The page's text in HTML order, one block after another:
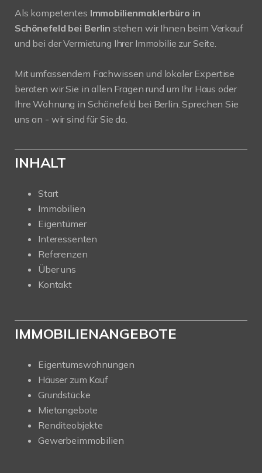
Als kompetentes Immobilienmaklerbüro in
Schönefeld bei Berlin stehen wir Ihnen beim Verkauf
und bei der Vermietung Ihrer Immobilie zur Seite.
Mit umfassendem Fachwissen und lokaler Expertise
beraten wir Sie in allen Fragen rund um Ihr Haus oder
Ihre Wohnung in Schönefeld bei Berlin. Sprechen Sie
uns an - wir sind für Sie da.
INHALT
Start
Immobilien
Eigentümer
Interessenten
Referenzen
Über uns
Kontakt
IMMOBILIENANGEBOTE
Eigentumswohnungen
Häuser zum Kauf
Grundstücke
Mietangebote
Renditeobjekte
Gewerbeimmobilien